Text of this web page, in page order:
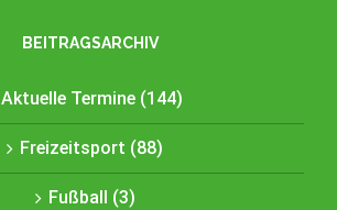
BEITRAGSARCHIV
Aktuelle Termine (144)
Freizeitsport (88)
Fußball (3)